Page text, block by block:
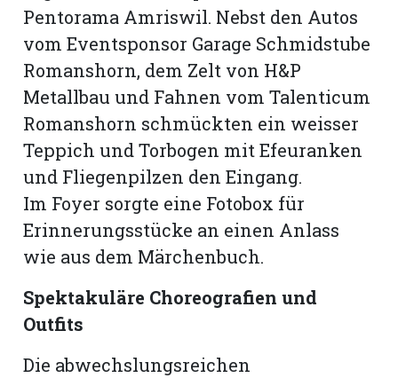
Pentorama Amriswil. Nebst den Autos
vom Eventsponsor Garage Schmidstube
Romanshorn, dem Zelt von H&P
Metallbau und Fahnen vom Talenticum
Romanshorn schmückten ein weisser
Teppich und Torbogen mit Efeuranken
und Fliegenpilzen den Eingang.
Im Foyer sorgte eine Fotobox für
Erinnerungsstücke an einen Anlass
wie aus dem Märchenbuch.
Spektakuläre Choreografien und
Outfits
Die abwechslungsreichen